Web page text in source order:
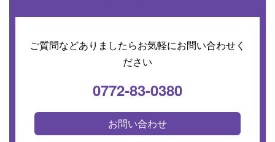
ご質問などありましたらお気軽にお問い合わせく
ださい
0772-83-0380
お問い合わせ